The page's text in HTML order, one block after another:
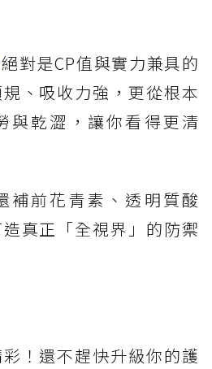
絕對是CP值與實力兼具的
、吸收力強，更從根本
與乾澀，讓你看得更清
補前花青素、透明質酸
真正「全視界」的防禦
！還不趕快升級你的護